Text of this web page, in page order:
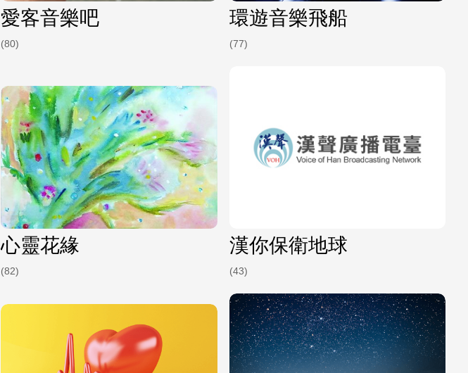
愛客音樂吧
(80)
環遊音樂飛船
(77)
心靈花緣
(82)
漢你保衛地球
(43)